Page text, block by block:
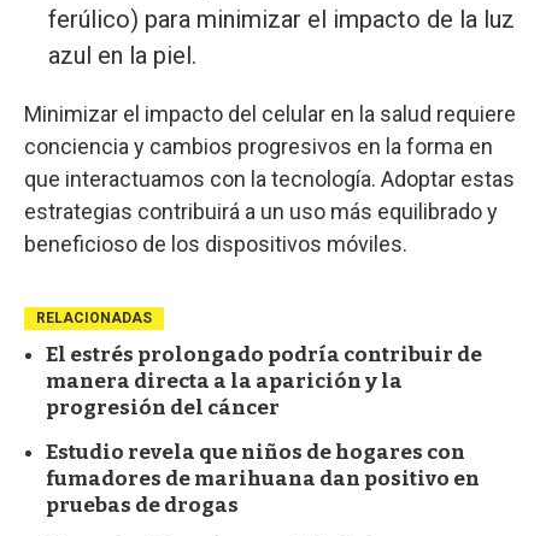
ferúlico) para minimizar el impacto de la luz
azul en la piel.
Minimizar el impacto del celular en la salud requiere
conciencia y cambios progresivos en la forma en
que interactuamos con la tecnología. Adoptar estas
estrategias contribuirá a un uso más equilibrado y
beneficioso de los dispositivos móviles.
RELACIONADAS
El estrés prolongado podría contribuir de
manera directa a la aparición y la
progresión del cáncer
Estudio revela que niños de hogares con
fumadores de marihuana dan positivo en
pruebas de drogas